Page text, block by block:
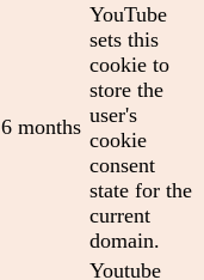
6 months
YouTube
sets this
cookie to
store the
user's
cookie
consent
state for the
current
domain.
Youtube